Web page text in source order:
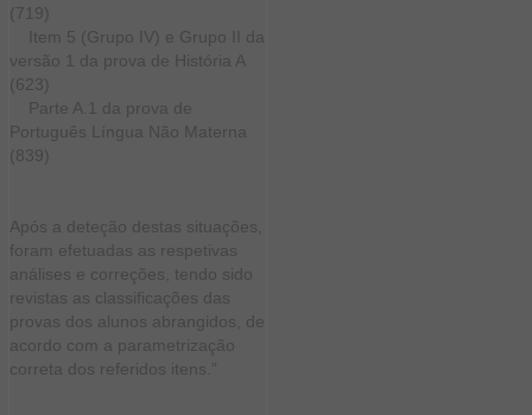
(719)
Item 5 (Grupo IV) e Grupo II da
versão 1 da prova de História A
(623)
Parte A.1 da prova de
Português Língua Não Materna
(839)
Após a deteção destas situações,
foram efetuadas as respetivas
análises e correções, tendo sido
revistas as classificações das
provas dos alunos abrangidos, de
acordo com a parametrização
correta dos referidos itens.”